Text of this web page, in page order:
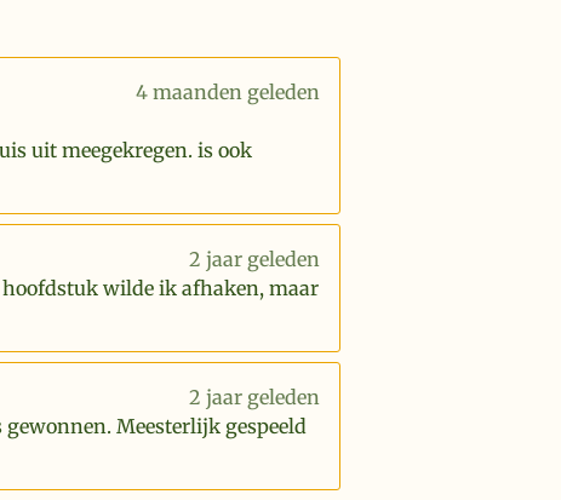
4 maanden geleden
uit meegekregen. is ook
2 jaar geleden
wilde ik afhaken, maar
2 jaar geleden
Meesterlijk gespeeld